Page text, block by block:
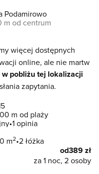
Podamirowo
m od centrum
więcej dostępnych
online, ale nie martw
w pobliżu tej lokalizacji
zapytania.
m od plaży
1 opinia
m2 2 łóżka
od389 zł
za 1 noc, 2 osoby